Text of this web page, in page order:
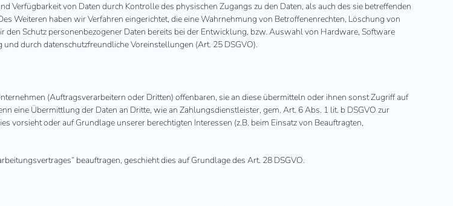
Verfügbarkeit von Daten durch Kontrolle des physischen Zugangs zu den Daten, als auch des sie betreffenden
Weiteren haben wir Verfahren eingerichtet, die eine Wahrnehmung von Betroffenenrechten, Löschung von
Schutz personenbezogener Daten bereits bei der Entwicklung, bzw. Auswahl von Hardware, Software
durch datenschutzfreundliche Voreinstellungen (Art. 25 DSGVO).
(Auftragsverarbeitern oder Dritten) offenbaren, sie an diese übermitteln oder ihnen sonst Zugriff auf
eine Übermittlung der Daten an Dritte, wie an Zahlungsdienstleister, gem. Art. 6 Abs. 1 lit. b DSGVO zur
oder auf Grundlage unserer berechtigten Interessen (z.B. beim Einsatz von Beauftragten,
beauftragen, geschieht dies auf Grundlage des Art. 28 DSGVO.